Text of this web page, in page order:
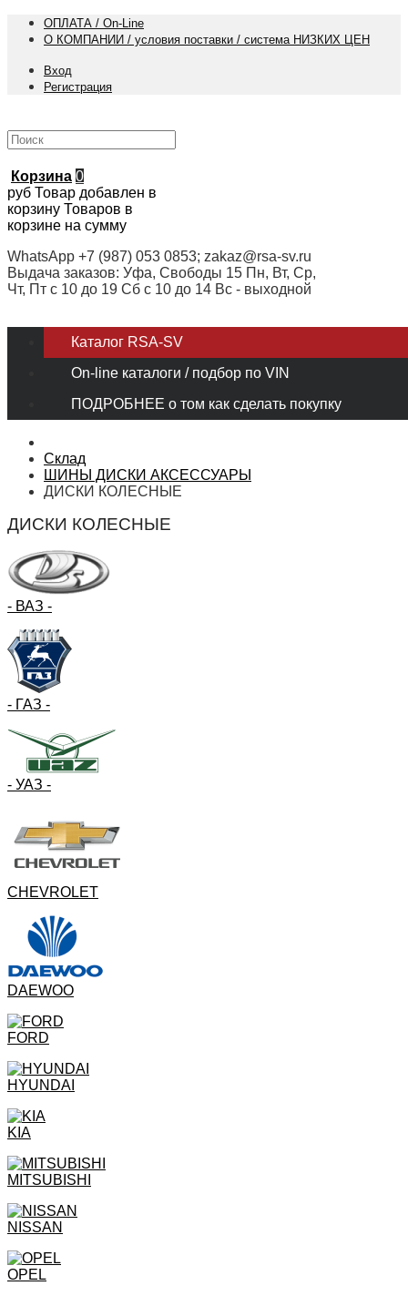
ОПЛАТА / On-Line
О КОМПАНИИ / условия поставки / система НИЗКИХ ЦЕН
Вход
Регистрация
Корзина 0
руб Товар добавлен в
корзину Товаров в
корзине на сумму
WhatsApp +7 (987) 053 0853; zakaz@rsa-sv.ru
Выдача заказов: Уфа, Свободы 15 Пн, Вт, Ср,
Чт, Пт с 10 до 19 Сб с 10 до 14 Вс - выходной
Каталог RSA-SV
On-line каталоги / подбор по VIN
ПОДРОБНЕЕ о том как сделать покупку
Склад
ШИНЫ ДИСКИ АКСЕССУАРЫ
ДИСКИ КОЛЕСНЫЕ
ДИСКИ КОЛЕСНЫЕ
- ВАЗ -
- ГАЗ -
- УАЗ -
CHEVROLET
DAEWOO
FORD
HYUNDAI
KIA
MITSUBISHI
NISSAN
OPEL